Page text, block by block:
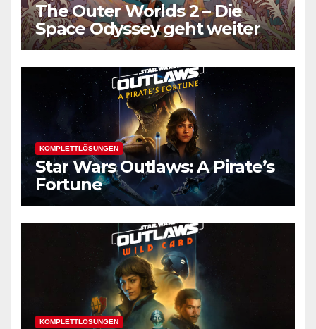
The Outer Worlds 2 – Die
Space Odyssey geht weiter
KOMPLETTLÖSUNGEN
Star Wars Outlaws: A Pirate’s
Fortune
KOMPLETTLÖSUNGEN